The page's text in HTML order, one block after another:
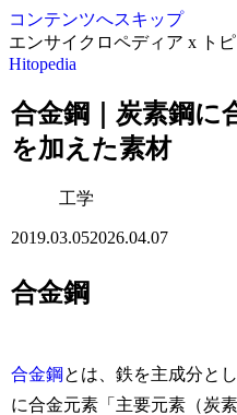
コンテンツへスキップ
エンサイクロペディア x ト
Hitopedia
合金鋼｜炭素鋼に
を加えた素材
工学
2019.03.052026.04.07
合金鋼
合金鋼 とは、鉄を主成分と
に合金元素「主要元素（炭素